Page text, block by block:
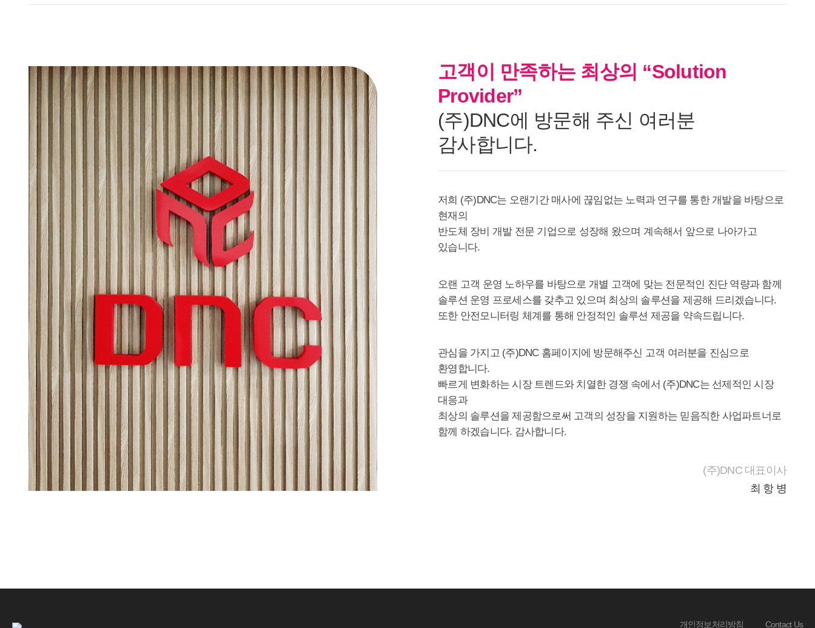
Provider”
감사합니다.
현재의
있습니다.
오랜 고객 운영 노하우를 바탕으로 개별 고객에 맞는 전문적인 진단 역량과 함께
솔루션 운영 프로세스를 갖추고 있으며 최상의 솔루션을 제공해 드리겠습니다.
또한 안전모니터링 체계를 통해 안정적인 솔루션 제공을 약속드립니다.
환영합니다.
대응과
최상의 솔루션을 제공함으로써 고객의 성장을 지원하는 믿음직한 사업파트너로
함께 하겠습니다. 감사합니다.
(주)DNC 대표이사
최 항 병
개인정보처리방침 Contact Us